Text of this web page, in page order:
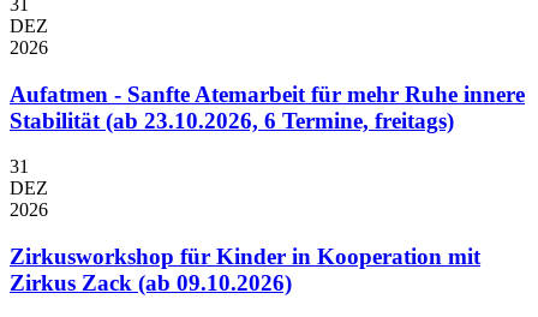
DEZ
2026
Aufatmen - Sanfte Atemarbeit für mehr Ruhe innere
Stabilität (ab 23.10.2026, 6 Termine, freitags)
31
DEZ
2026
Zirkusworkshop für Kinder in Kooperation mit
Zirkus Zack (ab 09.10.2026)